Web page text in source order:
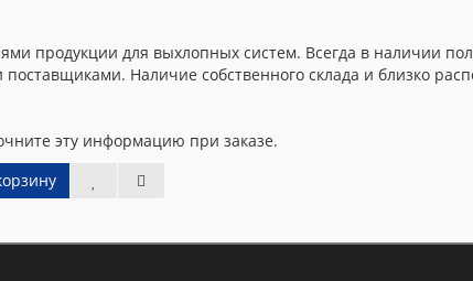
продукции для выхлопных систем. Всегда в наличии
Наличие собственного склада и близко
эту информацию при заказе.